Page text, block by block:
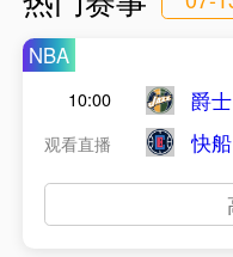
NBA
10:00
观看直播
爵士
快船